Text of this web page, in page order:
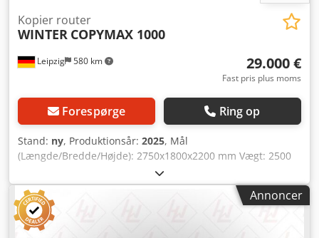
Leipzig 580 km
Kopier router
WINTER COPYMAX 1000
29.000 €
Fast pris plus moms
Forespørge Ring op
Stand: ny, Produktionsår: 2025, Mål
(Længde/Bredde/Højde): 2750x1800x2200 mm Vægt: 2500
kg Samlet effektbehov: 11 kW Kopifræser COPYMAX 1000 -
4 arbejdsspindler - Maks. emnelængde: 1000 mm - Maks.
emnediameter: 150 mm - Motoreffekt fræseudspindel: 2 x
3,0 kW - Omdrejningstal: 6000 o/min - Motor,
slibeaggregat: 2 x 1,5 kW - Omdrejningstal: 3000 o/min -
Annoncer